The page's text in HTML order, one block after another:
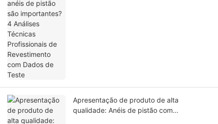
Apresentação de produto de alta
qualidade: Anéis de pistão com